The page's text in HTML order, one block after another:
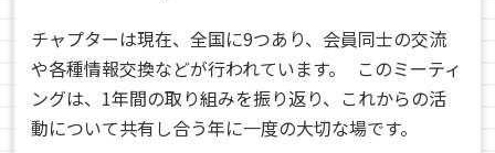
チャプターは現在、全国に9つあり、会員同士の交流
や各種情報交換などが行われています。 このミーティ
ングは、1年間の取り組みを振り返り、これからの活
動について共有し合う年に一度の大切な場です。